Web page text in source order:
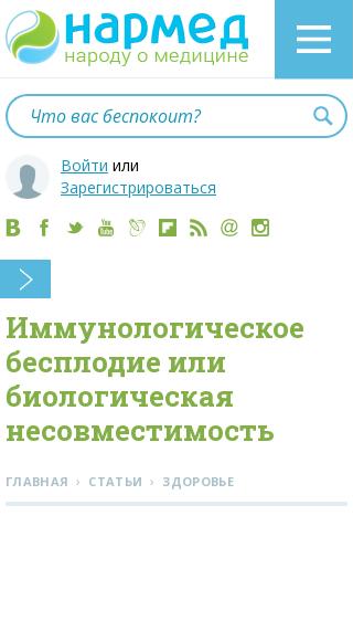
Войти или
Зарегистрироваться
Иммунологическое
бесплодие или
биологическая
несовместимость
ГЛАВНАЯ › СТАТЬИ › ЗДОРОВЬЕ